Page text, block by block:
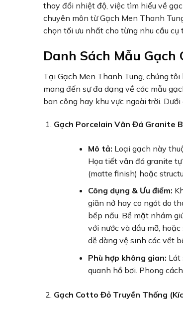
thay đổi nhiệt độ, việc tìm hiểu về
chuyên môn từ Gạch Men Thanh
chọn tối ưu nhất cho từng nhu cầu cụ
Danh Sách Mẫu
Tại Gạch Men Thanh Tung, chúng
mang đến sự đa dạng về các mẫu
ban công hay khu vực ngoài trời.
Gạch Porcelain Vân Đá Granite
Mô tả: Loại gạch này
Họa tiết vân đá granite
(matte finish) hoặc
Công dụng & Ưu điểm:
giãn nở hay co ngót do
bếp nấu. Bề mặt nhám
với nước và dầu mỡ,
dễ dàng vệ sinh các vết
Phù hợp không gian: Lát
quanh hồ bơi. Phong
Gạch Cotto Đỏ Truyền Thống